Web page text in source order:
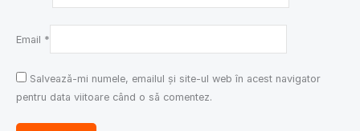
Email *
Salvează-mi numele, emailul și site-ul web în acest navigator
pentru data viitoare când o să comentez.